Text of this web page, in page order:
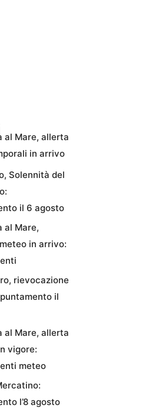
al Mare, allerta
in arrivo
Solennità del
il 6 agosto
al Mare,
in arrivo:
rievocazione
il
al Mare, allerta
vigore:
meteo
l’8 agosto